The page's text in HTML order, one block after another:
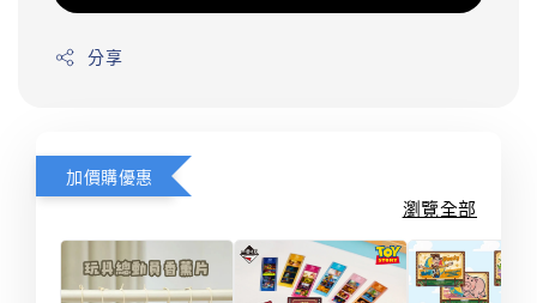
分享
加價購優惠
瀏覽全部